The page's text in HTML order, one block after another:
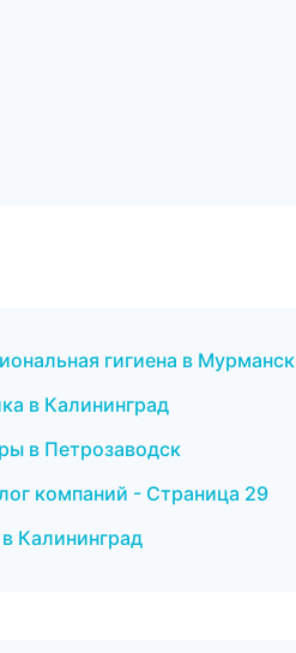
гигиена в Мурманск
в Калининград
в Петрозаводск
компаний - Страница 29
Калининград